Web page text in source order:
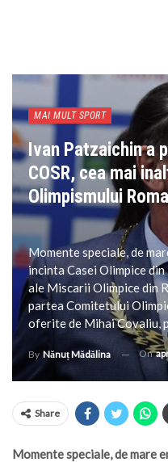
MAI MULT SPORT
Ivan Patzaichin a
COSR, cea mai
Olimpismului
Momente speciale, de
incinta Casei Olimpice
ale Miscarii Olimpice din
partea Comitetului
oferite de Mihai Covaliu,
By Nănuț Mădălina On
Share
Momente speciale, de mare